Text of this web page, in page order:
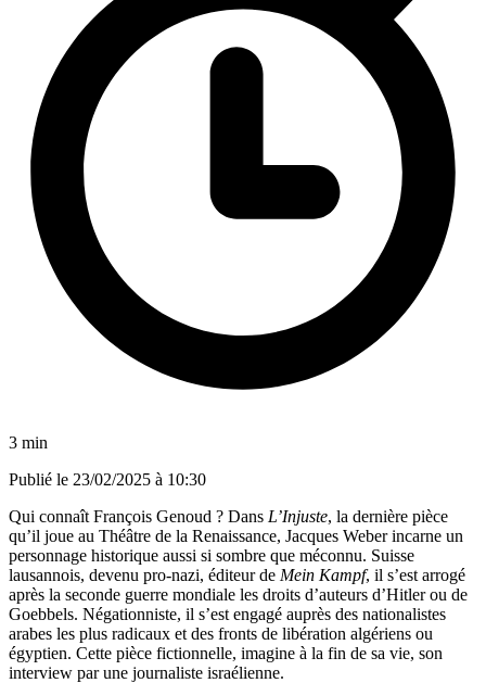
3 min
Publié le 23/02/2025 à 10:30
Qui connaît François Genoud ? Dans L’Injuste, la dernière pièce
qu’il joue au Théâtre de la Renaissance, Jacques Weber incarne un
personnage historique aussi si sombre que méconnu. Suisse
lausannois, devenu pro-nazi, éditeur de Mein Kampf, il s’est arrogé
après la seconde guerre mondiale les droits d’auteurs d’Hitler ou de
Goebbels. Négationniste, il s’est engagé auprès des nationalistes
arabes les plus radicaux et des fronts de libération algériens ou
égyptien. Cette pièce fictionnelle, imagine à la fin de sa vie, son
interview par une journaliste israélienne.